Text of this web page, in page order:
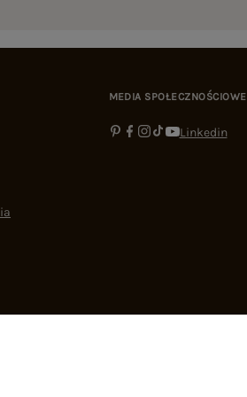
MEDIA SPOŁECZNOŚCIOWE
Linkedin